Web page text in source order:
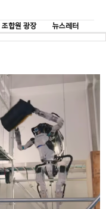
조합원 광장 뉴스레터